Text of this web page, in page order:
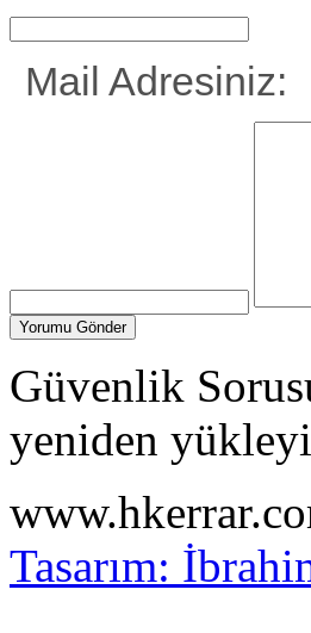
Mail Adresiniz:
Güvenlik
yeniden
Tasarım: